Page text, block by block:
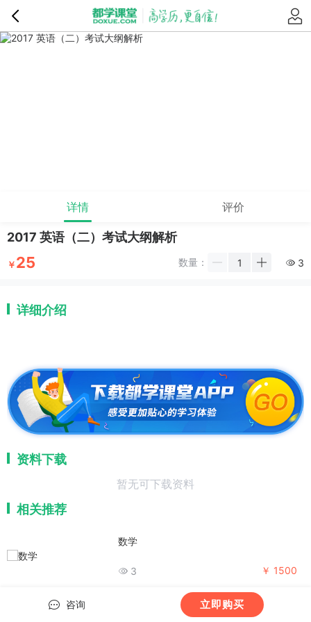
详情 评价
2017 英语（二）考试大纲解析
￥25 数量： 3
详细介绍
资料下载
暂无可下载资料
相关推荐
数学
3 ￥ 1500
咨询 立即购买